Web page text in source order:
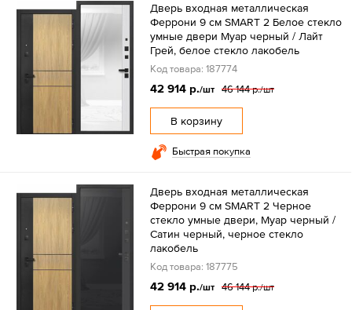
Дверь входная металлическая
Феррони 9 см SMART 2 Белое стекло
умные двери Муар черный / Лайт
Грей, белое стекло лакобель
Код товара: 187774
42 914 р./шт 46 144 р./шт
В корзину
Быстрая покупка
Дверь входная металлическая
Феррони 9 см SMART 2 Черное
стекло умные двери, Муар черный /
Сатин черный, черное стекло
лакобель
Код товара: 187775
42 914 р./шт 46 144 р./шт